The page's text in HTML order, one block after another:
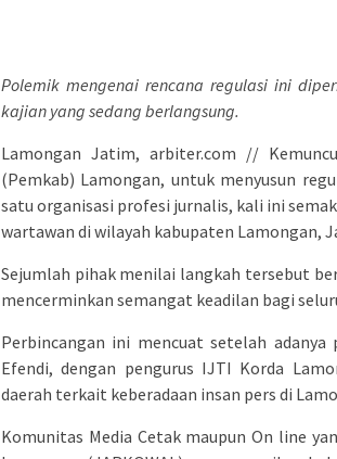
Polemik mengenai rencana regulasi ini
kajian yang sedang berlangsung.
Lamongan Jatim, arbiter.com //
(Pemkab) Lamongan, untuk menyusun
satu organisasi profesi jurnalis, kali ini
wartawan di wilayah kabupaten Lamongan,
Sejumlah pihak menilai langkah tersebut
mencerminkan semangat keadilan bagi
Perbincangan ini mencuat setelah
Efendi, dengan pengurus IJTI Korda
daerah terkait keberadaan insan pers di
Komunitas Media Cetak maupun On line